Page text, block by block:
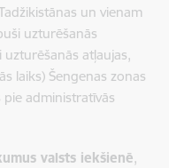
un vienam
uzturēšanās
uzturēšanās atļaujas,
laiks) Šengenas zonas
administratīvās
valsts iekšienē,